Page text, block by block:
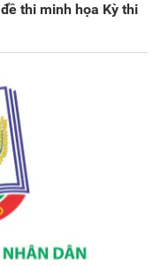
thi minh họa Kỳ thi